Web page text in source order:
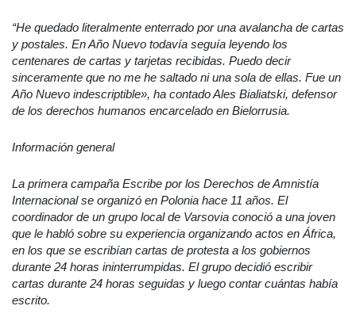
“He quedado literalmente enterrado por una avalancha de cartas
y postales. En Año Nuevo todavía seguía leyendo los
centenares de cartas y tarjetas recibidas. Puedo decir
sinceramente que no me he saltado ni una sola de ellas. Fue un
Año Nuevo indescriptible», ha contado Ales Bialiatski, defensor
de los derechos humanos encarcelado en Bielorrusia.
Información general
La primera campaña Escribe por los Derechos de Amnistía
Internacional se organizó en Polonia hace 11 años. El
coordinador de un grupo local de Varsovia conoció a una joven
que le habló sobre su experiencia organizando actos en África,
en los que se escribían cartas de protesta a los gobiernos
durante 24 horas ininterrumpidas. El grupo decidió escribir
cartas durante 24 horas seguidas y luego contar cuántas había
escrito.